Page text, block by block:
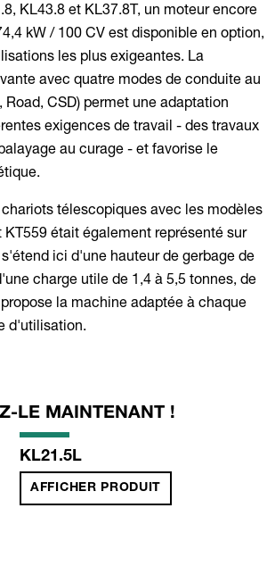
KL43.8 et KL37.8T, un moteur encore
kW / 100 CV est disponible en option,
les plus exigeantes. La
avec quatre modes de conduite au
Road, CSD) permet une adaptation
exigences de travail - des travaux
au curage - et favorise le
télescopiques avec les modèles
KT559 était également représenté sur
ici d'une hauteur de gerbage de
charge utile de 1,4 à 5,5 tonnes, de
la machine adaptée à chaque
d'utilisation.
LE MAINTENANT !
KL21.5L
AFFICHER PRODUIT